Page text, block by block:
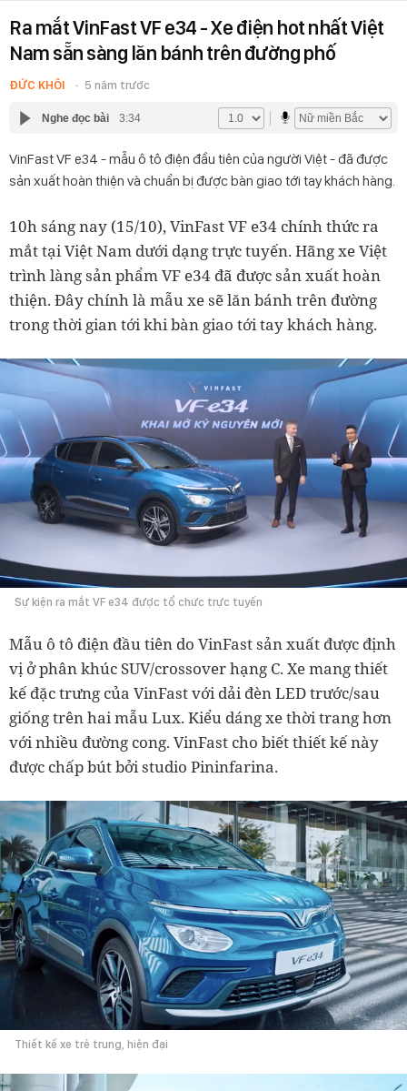
Ra mắt VinFast VF e34 - Xe điện hot nhất Việt
Nam sẵn sàng lăn bánh trên đường phố
ĐỨC KHÔI 5 năm trước
Nghe đọc bài 3:34
VinFast VF e34 - mẫu ô tô điện đầu tiên của người Việt - đã được
sản xuất hoàn thiện và chuẩn bị được bàn giao tới tay khách hàng.
10h sáng nay (15/10), VinFast VF e34 chính thức ra
mắt tại Việt Nam dưới dạng trực tuyến. Hãng xe Việt
trình làng sản phẩm VF e34 đã được sản xuất hoàn
thiện. Đây chính là mẫu xe sẽ lăn bánh trên đường
trong thời gian tới khi bàn giao tới tay khách hàng.
Sự kiện ra mắt VF e34 được tổ chức trực tuyến
Mẫu ô tô điện đầu tiên do VinFast sản xuất được định
vị ở phân khúc SUV/crossover hạng C. Xe mang thiết
kế đặc trưng của VinFast với dải đèn LED trước/sau
giống trên hai mẫu Lux. Kiểu dáng xe thời trang hơn
với nhiều đường cong. VinFast cho biết thiết kế này
được chấp bút bởi studio Pininfarina.
Thiết kế xe trẻ trung, hiện đại